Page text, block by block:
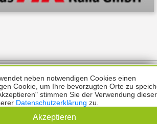
Impressum
🌙 Dark Mode
Copyright © 2026 |Prinzmediaconcept.de
neben notwendigen Cookies einen
Cookie, um Ihre bevorzugten Orte zu
stimmen Sie der Verwendung dieser
Datenschutzerklärung zu.
Akzeptieren